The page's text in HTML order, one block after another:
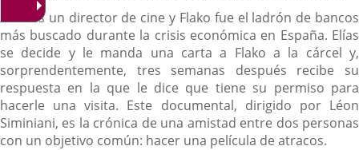
Elías es un director de cine y Flako fue el ladrón de bancos
más buscado durante la crisis económica en España. Elías
se decide y le manda una carta a Flako a la cárcel y,
sorprendentemente, tres semanas después recibe su
respuesta en la que le dice que tiene su permiso para
hacerle una visita. Este documental, dirigido por Léon
Siminiani, es la crónica de una amistad entre dos personas
con un objetivo común: hacer una película de atracos.